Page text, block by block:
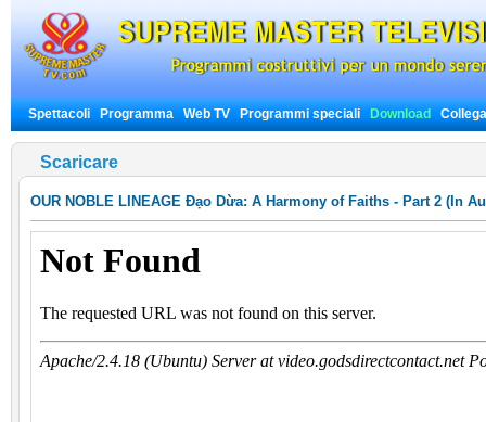
Spettacoli Programma Web TV Programmi speciali Download
Scaricare
OUR NOBLE LINEAGE Đạo Dừa: A Harmony of Faiths - Part 2 (In